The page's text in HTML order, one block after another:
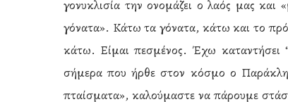
γονυκλισία την ονομάζει ο λαός μας και
γόνατα». Κάτω τα γόνατα, κάτω και το
κάτω. Είμαι πεσμένος. Έχω
σήμερα που ήρθε στον κόσμο ο
πταίσματα», καλούμαστε να πάρουμε